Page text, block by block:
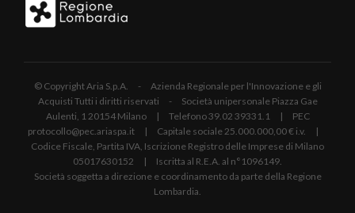
© Copyright Aria S.p.A. - Azienda Regionale per l'Innovazione e gli
Acquisti Tutti i diritti riservati - Società unipersonale Piazza Gae
Aulenti, 1 20154 Milano | Telefono 39.02 39331.1 | PEC
protocollo@pec.ariaspa.it | Capitale sociale 25.000.000,00 € i.v. |
Codice Fiscale, Partita IVA, Iscrizione Registro delle Imprese di Milano
05017630152 | Iscritta al R.E.A. al n°1096149.
Società soggetta a direzione e coordinamento da parte della Regione
Lombardia.